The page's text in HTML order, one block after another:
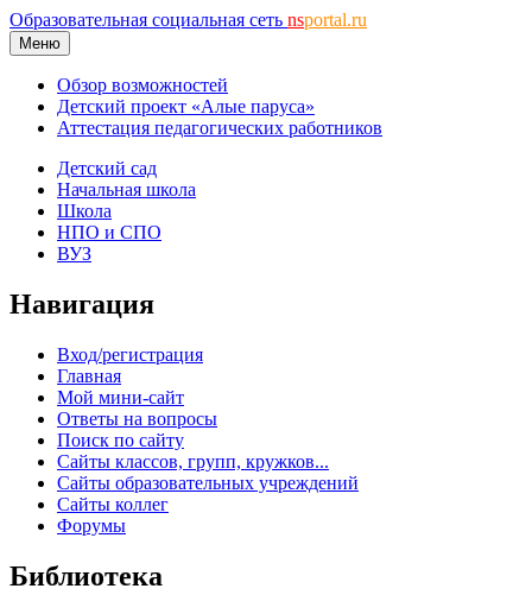
Образовательная социальная сеть nsportal.ru
Меню
Обзор возможностей
Детский проект «Алые паруса»
Аттестация педагогических работников
Детский сад
Начальная школа
Школа
НПО и СПО
ВУЗ
Навигация
Вход/регистрация
Главная
Мой мини-сайт
Ответы на вопросы
Поиск по сайту
Сайты классов, групп, кружков...
Сайты образовательных учреждений
Сайты коллег
Форумы
Библиотека